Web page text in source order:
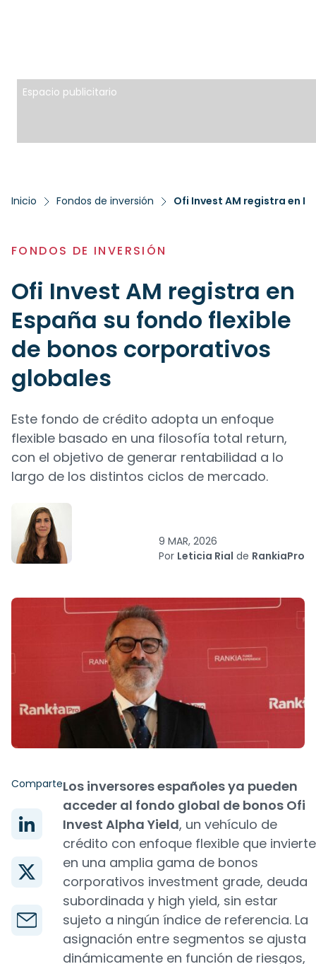
Espacio publicitario
Inicio Fondos de inversión Ofi Invest AM registra en
FONDOS DE INVERSIÓN
Ofi Invest AM registra en
España su fondo flexible
de bonos corporativos
globales
Este fondo de crédito adopta un enfoque
flexible basado en una filosofía total return,
con el objetivo de generar rentabilidad a lo
largo de los distintos ciclos de mercado.
9 MAR, 2026
Por Leticia Rial de RankiaPro
ComparteLos inversores españoles ya pueden
acceder al fondo global de bonos Ofi
Invest Alpha Yield, un vehículo de
crédito con enfoque flexible que invierte
en una amplia gama de bonos
corporativos investment grade, deuda
subordinada y high yield, sin estar
sujeto a ningún índice de referencia. La
asignación entre segmentos se ajusta
dinámicamente en función de riesgos,